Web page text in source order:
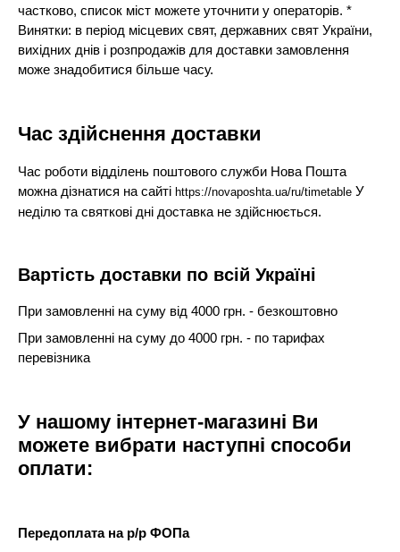
частково, список міст можете уточнити у операторів. *
Винятки: в період місцевих свят, державних свят України,
вихідних днів і розпродажів для доставки замовлення
може знадобитися більше часу.
Час здійснення доставки
Час роботи відділень поштового служби Нова Пошта
можна дізнатися на сайтіhttps://novaposhta.ua/ru/timetable У
неділю та святкові дні доставка не здійснюється.
Вартість доставки по всій Україні
При замовленні на суму від 4000 грн. - безкоштовно
При замовленні на суму до 4000 грн. - по тарифах
перевізника
У нашому інтернет-магазині Ви
можете вибрати наступні способи
оплати:
Передоплата на р/р ФОПа